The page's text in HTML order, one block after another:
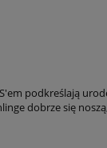
podkreślają
dobrze się